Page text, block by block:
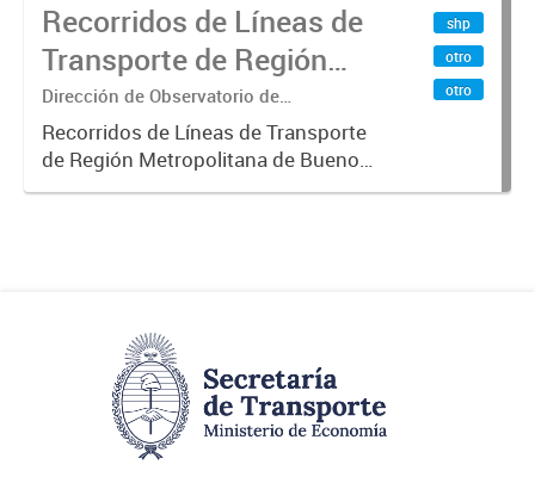
Recorridos de Líneas de
Transporte de Región
Metropolitana de
Buenos Aires (RMBA)
Dirección de Observatorio de
Transporte, Estudio y Sistemas
Recorridos de Líneas de Transporte
de Región Metropolitana de Buenos
Aires (RMBA).-
shp
otro
otro